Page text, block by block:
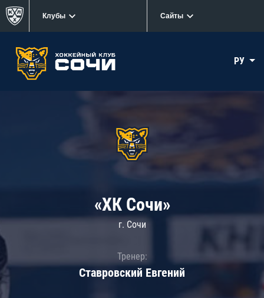
Клубы Сайты
РУ
«ХК Сочи»
г. Сочи
Тренер:
Ставровский Евгений